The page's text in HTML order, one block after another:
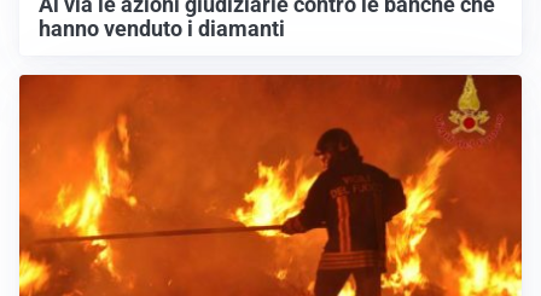
Al via le azioni giudiziarie contro le banche che
hanno venduto i diamanti